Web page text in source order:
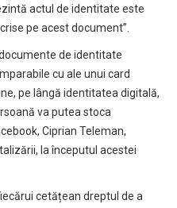
actul de identitate este
pe acest document”.
de identitate
cu ale unui card
pe lângă identitatea digitală,
va putea stoca
Ciprian Teleman,
la începutul acestei
cetățean dreptul de a